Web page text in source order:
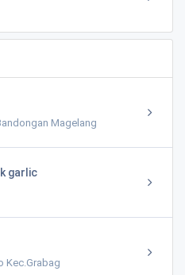
Magelang
garlic
Kec.Grabag